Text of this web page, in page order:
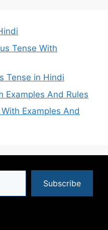
Tense With
Tense in Hindi
Examples And Rules
Examples And
Subscribe